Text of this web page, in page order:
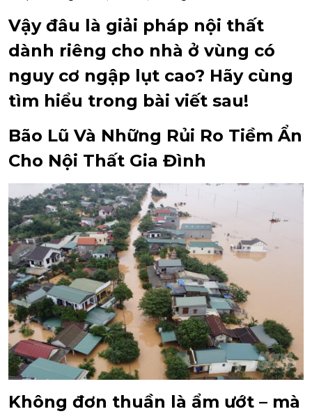
Vậy đâu là giải pháp nội thất
dành riêng cho nhà ở vùng có
nguy cơ ngập lụt cao? Hãy cùng
tìm hiểu trong bài viết sau!
Bão Lũ Và Những Rủi Ro Tiềm Ẩn
Cho Nội Thất Gia Đình
Không đơn thuần là ẩm ướt – mà